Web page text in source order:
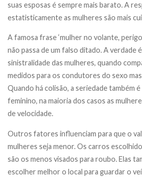
suas esposas é sempre mais barato. A
estatisticamente as mulheres são mais
A famosa frase ‘mulher no volante,
não passa de um falso ditado. A verdade
sinistralidade das mulheres, quando
medidos para os condutores do sexo
Quando há colisão, a seriedade também
feminino, na maioria dos casos as
de velocidade.
Outros fatores influenciam para que o
mulheres seja menor. Os carros
são os menos visados para roubo. Elas
escolher melhor o local para guardar o